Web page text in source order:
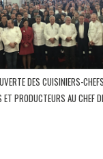
DES CUISINIERS-
PRODUCTEURS AU CHEF